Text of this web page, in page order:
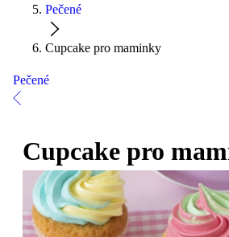
Pečené
Cupcake pro maminky
Pečené
Cupcake pro